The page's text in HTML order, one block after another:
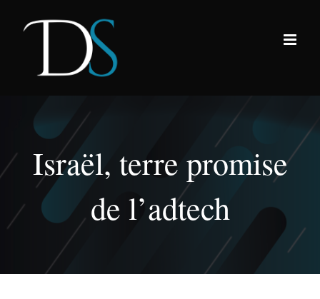
Israël, terre promise
de l’adtech